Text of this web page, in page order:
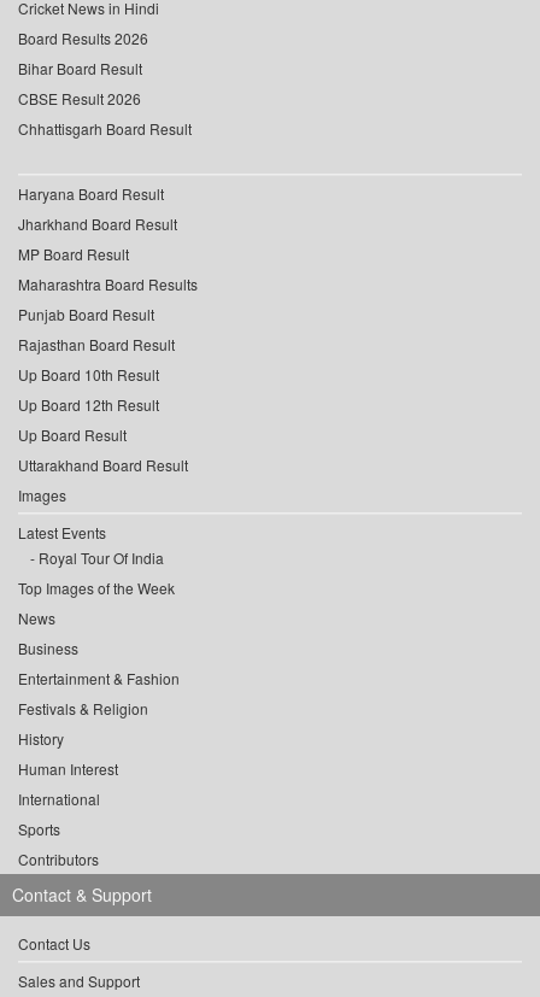
Cricket News in Hindi
Board Results 2026
Bihar Board Result
CBSE Result 2026
Chhattisgarh Board Result
Haryana Board Result
Jharkhand Board Result
MP Board Result
Maharashtra Board Results
Punjab Board Result
Rajasthan Board Result
Up Board 10th Result
Up Board 12th Result
Up Board Result
Uttarakhand Board Result
Images
Latest Events
Royal Tour Of India
Top Images of the Week
News
Business
Entertainment & Fashion
Festivals & Religion
History
Human Interest
International
Sports
Contributors
Contact & Support
Contact Us
Sales and Support